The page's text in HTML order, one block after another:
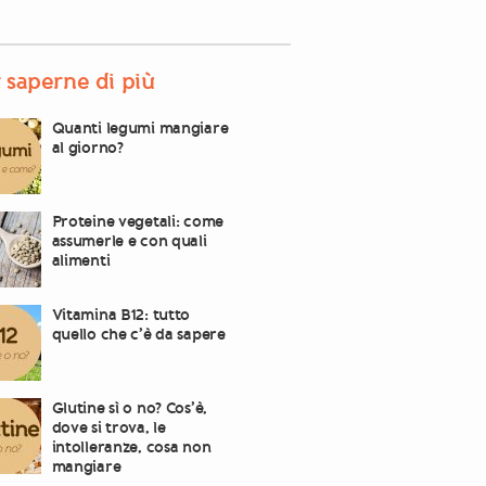
saperne di più
Quanti legumi mangiare
al giorno?
Proteine vegetali: come
assumerle e con quali
alimenti
Vitamina B12: tutto
quello che c’è da sapere
Glutine sì o no? Cos’è,
dove si trova, le
intolleranze, cosa non
mangiare